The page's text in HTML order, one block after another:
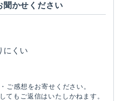
聞かせください
にくい
ご感想をお寄せください。
てもご返信はいたしかねます。